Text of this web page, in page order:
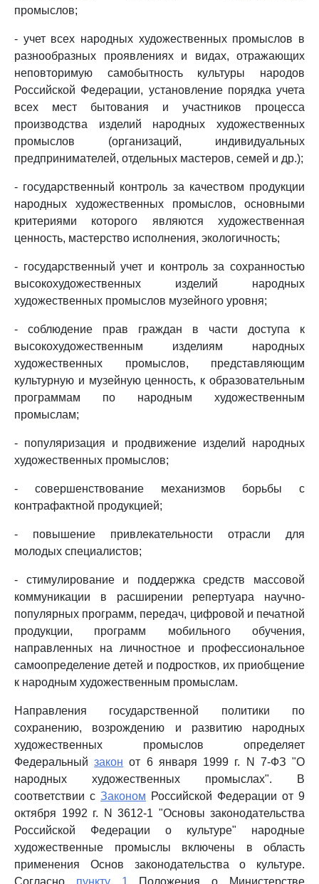
промыслов;
- учет всех народных художественных промыслов в
разнообразных проявлениях и видах, отражающих
неповторимую самобытность культуры народов
Российской Федерации, установление порядка учета
всех мест бытования и участников процесса
производства изделий народных художественных
промыслов (организаций, индивидуальных
предпринимателей, отдельных мастеров, семей и др.);
- государственный контроль за качеством продукции
народных художественных промыслов, основными
критериями которого являются художественная
ценность, мастерство исполнения, экологичность;
- государственный учет и контроль за сохранностью
высокохудожественных изделий народных
художественных промыслов музейного уровня;
- соблюдение прав граждан в части доступа к
высокохудожественным изделиям народных
художественных промыслов, представляющим
культурную и музейную ценность, к образовательным
программам по народным художественным
промыслам;
- популяризация и продвижение изделий народных
художественных промыслов;
- совершенствование механизмов борьбы с
контрафактной продукцией;
- повышение привлекательности отрасли для
молодых специалистов;
- стимулирование и поддержка средств массовой
коммуникации в расширении репертуара научно-
популярных программ, передач, цифровой и печатной
продукции, программ мобильного обучения,
направленных на личностное и профессиональное
самоопределение детей и подростков, их приобщение
к народным художественным промыслам.
Направления государственной политики по
сохранению, возрождению и развитию народных
художественных промыслов определяет
Федеральныйзакон от 6 января 1999 г. N 7-ФЗ "О
народных художественных промыслах". В
соответствии с Законом Российской Федерации от 9
октября 1992 г. N 3612-1 "Основы законодательства
Российской Федерации о культуре" народные
художественные промыслы включены в область
применения Основ законодательства о культуре.
Согласно пункту 1 Положения о Министерстве